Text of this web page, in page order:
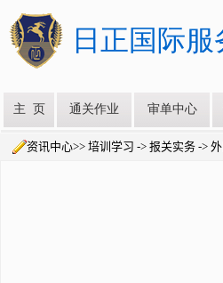
资讯中心>> 培训学习 -> 报关实务 ->